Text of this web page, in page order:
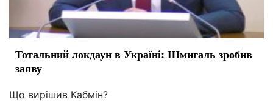
Тотальний локдаун в Україні: Шмигаль зробив
заяву
Що вирішив Кабмін?